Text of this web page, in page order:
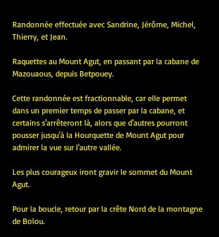
Randonnée effectuée avec Sandrine, Jérôme, Michel,
Thierry, et Jean.
Raquettes au Mount Agut, en passant par la cabane de
Mazouaous, depuis Betpouey.
Cette randonnée est fractionnable, car elle permet
dans un premier temps de passer par la cabane, et
certains s'arrêteront là, alors que d'autres pourront
pousser jusqu'à la Hourquette de Mount Agut pour
admirer la vue sur l'autre vallée.
Les plus courageux iront gravir le sommet du Mount
Agut.
Pour la boucle, retour par la crête Nord de la montagne
de Bolou.